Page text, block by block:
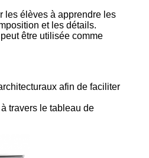
les élèves à apprendre les
et les détails.
être utilisée comme
afin de faciliter
travers le tableau de